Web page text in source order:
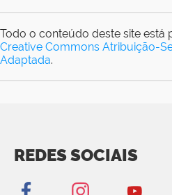
Todo o conteúdo deste site está
Creative Commons Atribuição-
Adaptada.
REDES SOCIAIS